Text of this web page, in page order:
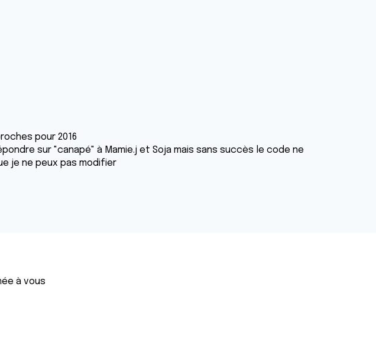
pour 2016
sur "canapé" à Mamie.j et Soja mais sans succès le code ne
je ne peux pas modifier
à vous